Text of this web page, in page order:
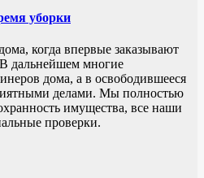
уборки
когда впервые заказывают
дальнейшем многие
дома, а в освободившееся
делами. Мы полностью
имущества, все наши
проверки.